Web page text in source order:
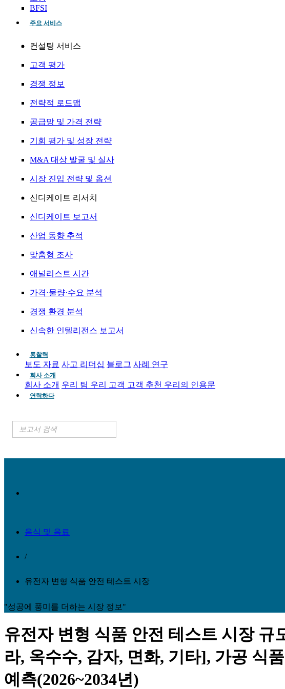
BFSI
주요 서비스
컨설팅 서비스
고객 평가
경쟁 정보
전략적 로드맵
공급망 및 가격 전략
기회 평가 및 성장 전략
M&A 대상 발굴 및 실사
시장 진입 전략 및 옵션
신디케이트 리서치
신디케이트 보고서
산업 동향 추적
맞춤형 조사
애널리스트 시간
가격·물량·수요 분석
경쟁 환경 분석
신속한 인텔리전스 보고서
통찰력
보도 자료 사고 리더십 블로그 사례 연구
회사 소개
회사 소개 우리 팀 우리 고객 고객 추천 우리의 인용문
연락하다
음식 및 음료
/
유전자 변형 식품 안전 테스트 시장
"성공에 풍미를 더하는 시장 정보"
유전자 변형 식품 안전 테스트 시장 규
라, 옥수수, 감자, 면화, 기타], 가공 식
예측(2026~2034년)